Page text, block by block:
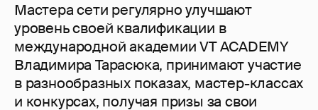
Мастера сети регулярно улучшают
уровень своей квалификации в
международной академии VT ACADEMY
Владимира Тарасюка, принимают участие
в разнообразных показах, мастер-классах
и конкурсах, получая призы за свои